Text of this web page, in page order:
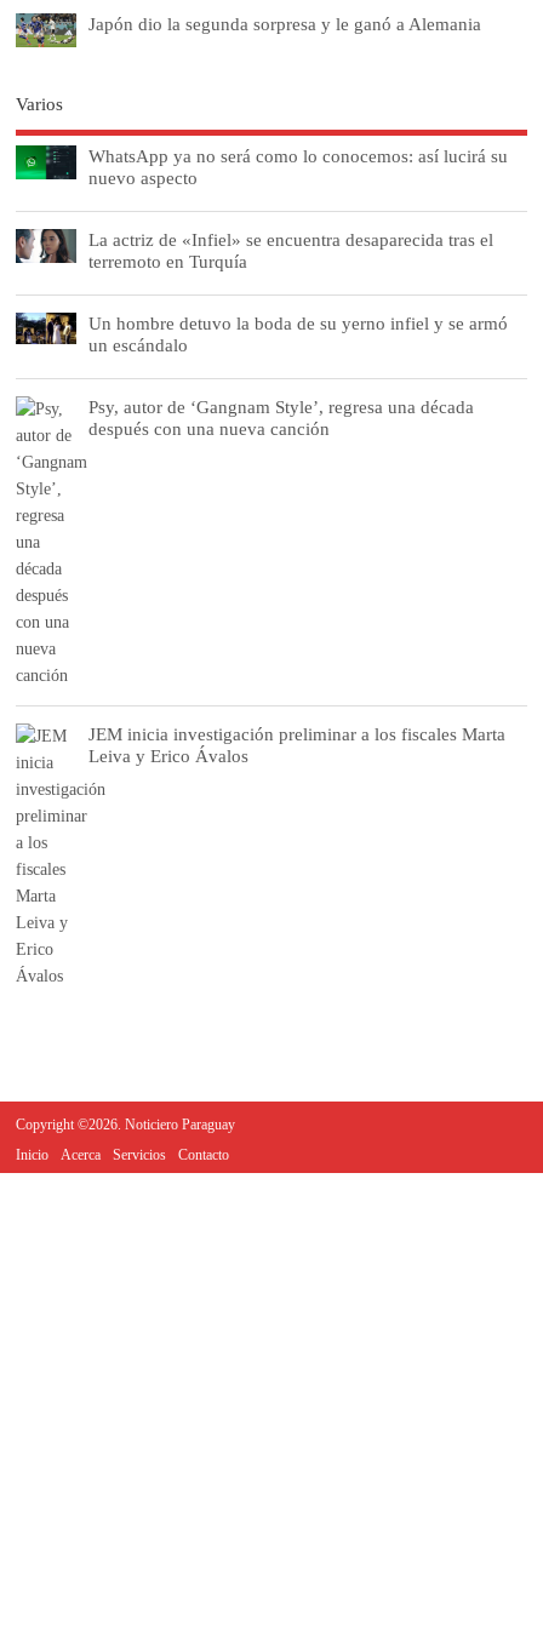
Japón dio la segunda sorpresa y le ganó a Alemania
Varios
WhatsApp ya no será como lo conocemos: así lucirá su
nuevo aspecto
La actriz de «Infiel» se encuentra desaparecida tras el
terremoto en Turquía
Un hombre detuvo la boda de su yerno infiel y se armó
un escándalo
Psy, autor de ‘Gangnam Style’, regresa una década
después con una nueva canción
JEM inicia investigación preliminar a los fiscales Marta
Leiva y Erico Ávalos
Copyright ©2026. Noticiero Paraguay
Inicio
Acerca Servicios Contacto